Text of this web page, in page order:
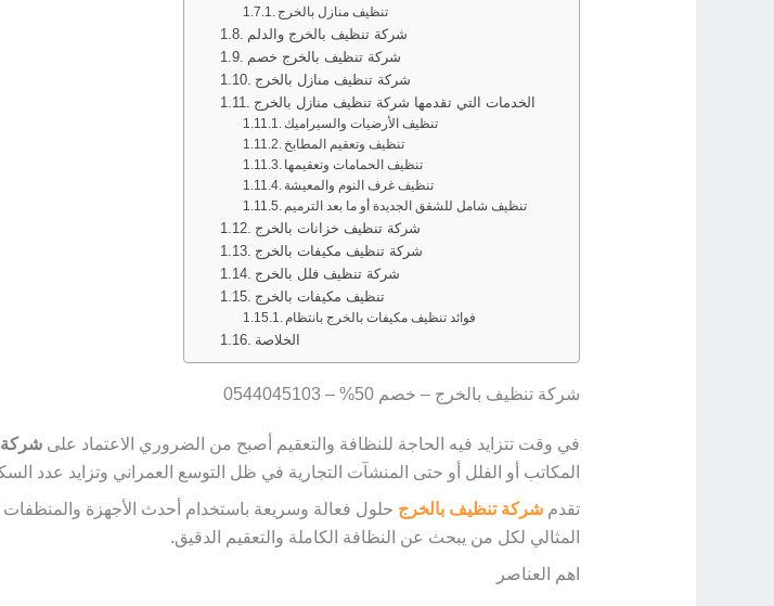
تنظيف منازل بالخرج
شركة تنظيف بالخرج والدلم
شركة تنظيف بالخرج خصم
شركة تنظيف منازل بالخرج
الخدمات التي تقدمها شركة تنظيف منازل بالخرج
تنظيف الأرضيات والسيراميك
تنظيف وتعقيم المطابخ
تنظيف الحمامات وتعقيمها
تنظيف غرف النوم والمعيشة
تنظيف شامل للشقق الجديدة أو ما بعد الترميم
شركة تنظيف خزانات بالخرج
شركة تنظيف مكيفات بالخرج
شركة تنظيف فلل بالخرج
تنظيف مكيفات بالخرج
فوائد تنظيف مكيفات بالخرج بانتظام
الخلاصة
شركة تنظيف بالخرج – خصم 50% – 0544045103
في وقت تتزايد فيه الحاجة للنظافة والتعقيم أصبح من الضروري الاعتماد على شركة
المكاتب أو الفلل أو حتى المنشآت التجارية في ظل التوسع العمراني وتزايد عدد
تقدم شركة تنظيف بالخرج حلول فعالة وسريعة باستخدام أحدث الأجهزة
المثالي لكل من يبحث عن النظافة الكاملة والتعقيم الدقيق.
اهم العناصر